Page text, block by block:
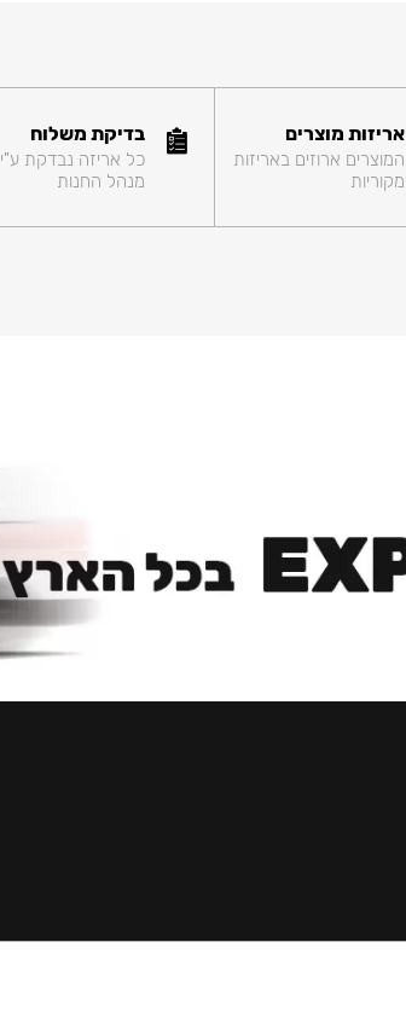
אריזות מוצרים
המוצרים ארוזים באריזות
מקוריות
בדיקת משלוח
כל אריזה נבדקת ע"י
מנהל החנות